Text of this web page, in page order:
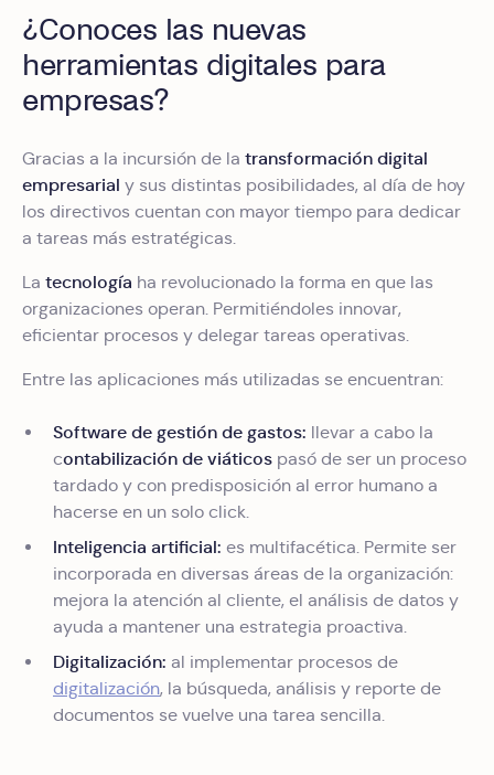
¿Conoces las nuevas
herramientas digitales para
empresas?
Gracias a la incursión de la transformación digital
empresarial y sus distintas posibilidades, al día de hoy
los directivos cuentan con mayor tiempo para dedicar
a tareas más estratégicas.
La tecnología ha revolucionado la forma en que las
organizaciones operan. Permitiéndoles innovar,
eficientar procesos y delegar tareas operativas.
Entre las aplicaciones más utilizadas se encuentran:
Software de gestión de gastos: llevar a cabo la
contabilización de viáticos pasó de ser un proceso
tardado y con predisposición al error humano a
hacerse en un solo click.
Inteligencia artificial: es multifacética. Permite ser
incorporada en diversas áreas de la organización:
mejora la atención al cliente, el análisis de datos y
ayuda a mantener una estrategia proactiva.
Digitalización: al implementar procesos de
digitalización, la búsqueda, análisis y reporte de
documentos se vuelve una tarea sencilla.